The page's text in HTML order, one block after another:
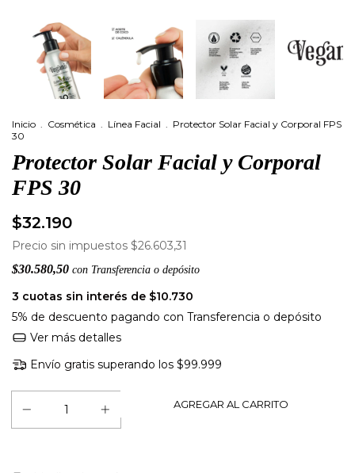
Inicio Cosmética Línea Facial
Protector Solar Facial y Corporal FPS
30
Protector Solar Facial y Corporal
FPS 30
$32.190
Precio sin impuestos $26.603,31
$30.580,50 con Transferencia o depósito
3 cuotas sin interés de $10.730
5% de descuento pagando con Transferencia o depósito
Ver más detalles
Envío gratis superando los $99.999